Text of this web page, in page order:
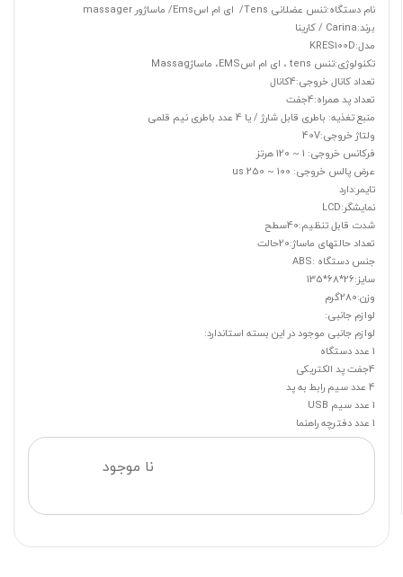
نام دستگاه:تنس عضلانی Tens/ ای ام اسEms/ ماساژور massager
برند:Carina / کارینا
مدل:KRES100D
تکنولوژی:تنس tens ، ای ام اسEMS، ماساژMassag
تعداد کانال خروجی:4کانال
تعداد پد همراه:4جفت
منبع تغذیه: باطری قابل شارژ / یا 4 عدد باطری نیم قلمی
ولتاژ خروجی:40V
فرکانس خروجی: 1 ~ 120 هرتز
عرض پالس خروجی: 100 ~ 250 us
تایمر:دارد
نمایشگر:LCD
شدت قابل تنظیم:40سطح
تعداد حالتهای ماساژ:20حالت
جنس دستگاه :ABS
سایز:26*68*135
وزن:280گرم
لوازم جانبی:
لوازم جانبی موجود در این بسته استاندارد:
1 عدد دستگاه
4جفت پد الکتریکی
4 عدد سیم رابط به پد
1 عدد سیم USB
1 عدد دفترچه راهنما
نا موجود